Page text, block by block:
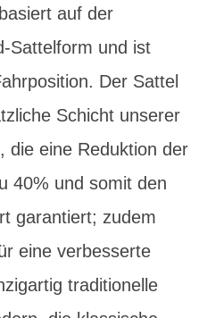
auf der
Sattelform und ist
Der Sattel
Schicht unserer
eine Reduktion der
40% und somit den
garantiert; zudem
eine verbesserte
traditionelle